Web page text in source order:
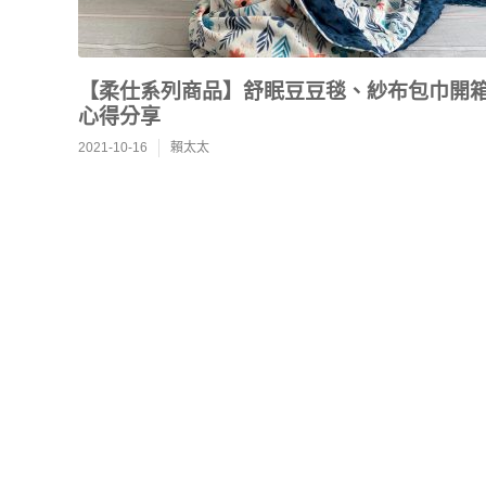
【柔仕系列商品】舒眠豆豆毯、紗布包巾開
心得分享
2021-10-16 賴太太